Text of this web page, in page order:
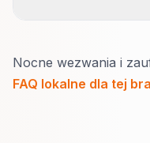
tam, gdzie ludzie
Wizytówka
Nocne wezwania i
FAQ lokalne dla tej